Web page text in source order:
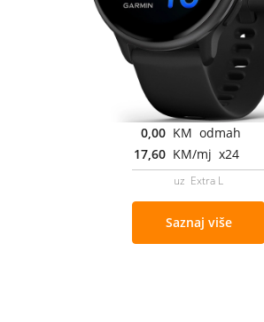
0,00 KM odmah
17,60 KM/mj x24
uz Extra L
Saznaj više